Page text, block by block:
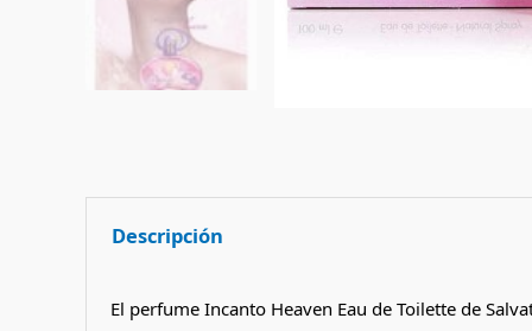
Descripción
El perfume Incanto Heaven Eau de Toilette de